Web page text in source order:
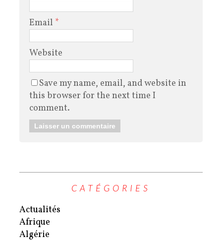
Email *
Website
Save my name, email, and website in
this browser for the next time I
comment.
CATÉGORIES
Actualités
Afrique
Algérie